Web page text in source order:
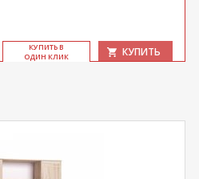
КУ­ПИТЬ В
ОДИН КЛИК
КУПИТЬ